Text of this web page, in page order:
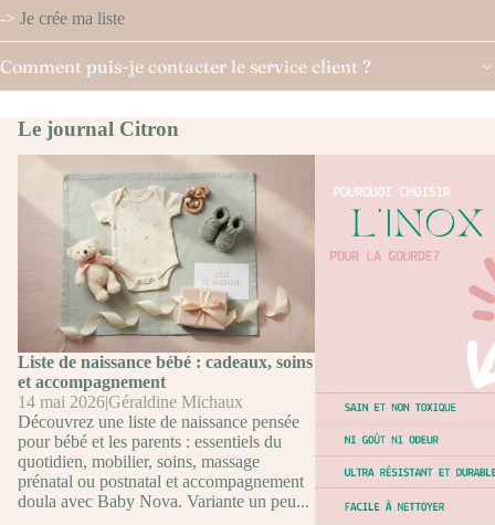
-> Je crée ma liste
Comment puis-je contacter le service client ?
Le journal Citron
Liste de naissance bébé : cadeaux, soins et
accompagnement
Liste de naissance bébé : cadeaux, soins
et accompagnement
14 mai 2026|Géraldine Michaux
Découvrez une liste de naissance pensée
pour bébé et les parents : essentiels du
quotidien, mobilier, soins, massage
prénatal ou postnatal et accompagnement
doula avec Baby Nova. Variante un peu...